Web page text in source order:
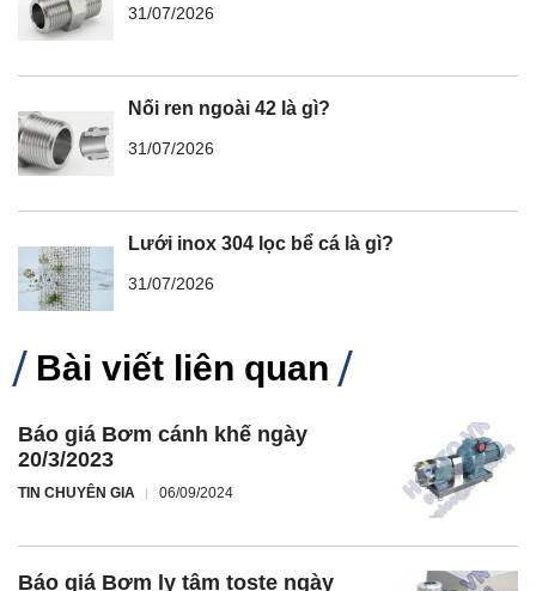
31/07/2026
Nối ren ngoài 42 là gì?
31/07/2026
Lưới inox 304 lọc bể cá là gì?
31/07/2026
Bài viết liên quan
Báo giá Bơm cánh khế ngày
20/3/2023
TIN CHUYÊN GIA 06/09/2024
Báo giá Bơm ly tâm toste ngày